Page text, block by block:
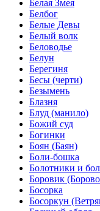
Белая Змея
Белбог
Белые Девы
Белый волк
Беловодье
Белун
Берегиня
Бесы (черти)
Безымень
Блазня
Блуд (манило)
Божий суд
Богинки
Боян (Баян)
Боли-бошка
Болотники и
Боровик
Босорка
Босоркун